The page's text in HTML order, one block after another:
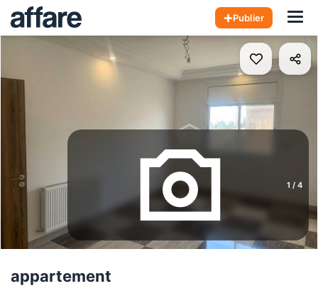
Publier
1 / 4
appartement